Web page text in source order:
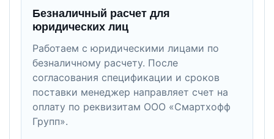
Безналичный расчет для
юридических лиц
Работаем с юридическими лицами по
безналичному расчету. После
согласования спецификации и сроков
поставки менеджер направляет счет на
оплату по реквизитам ООО «Смартхофф
Групп».